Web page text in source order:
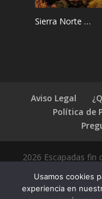
Sierra Norte …
Aviso Legal
Política de
2026 Escapadas fin
Usamos cookies
experiencia en